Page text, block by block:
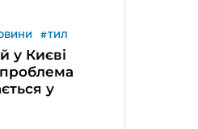
ТИЛ
у Києві
у